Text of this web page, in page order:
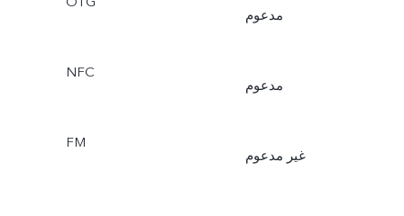
مدعوم
NFC
مدعوم
FM
غير مدعوم